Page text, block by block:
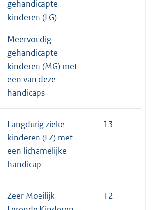
gehandicapte
kinderen (LG)
Meervoudig
gehandicapte
kinderen (MG) met
een van deze
handicaps
Langdurig zieke
kinderen (LZ) met
een lichamelijke
handicap
13
Zeer Moeilijk
12